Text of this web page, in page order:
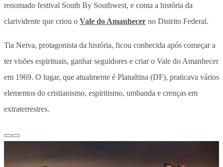
renomado festival South By Southwest, e conta a história da
clarividente que criou o Vale do Amanhecer no Distrito Federal.
Tia Neiva, protagonista da história, ficou conhecida após começar a
ter visões espirituais, ganhar seguidores e criar o Vale do Amanhecer
em 1969. O lugar, que atualmente é Planaltina (DF), praticava vários
elementos do cristianismo, espiritismo, umbanda e crenças em
extraterrestres.